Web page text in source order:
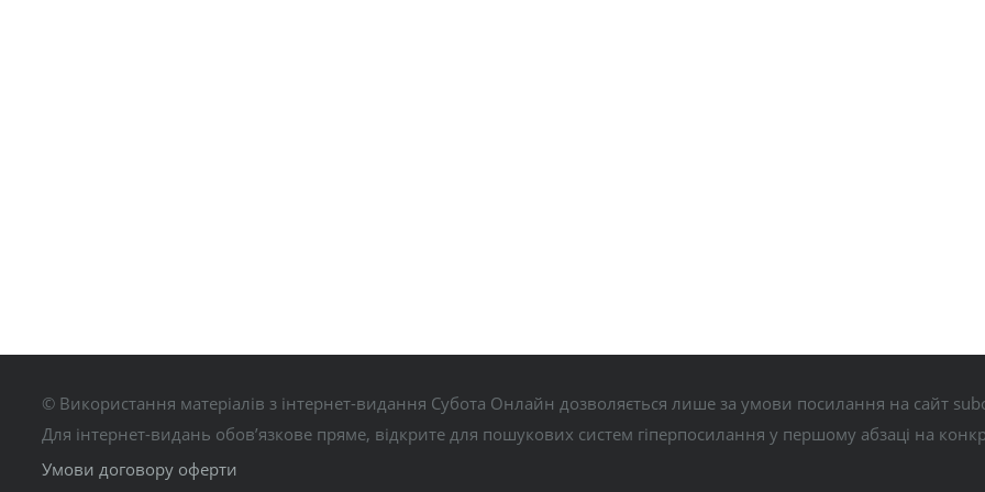
© Використання матеріалів з інтернет-видання Субота Онлайн дозволяється лише за умови посилання на сайт
Для інтернет-видань обов’язкове пряме, відкрите для пошукових систем гіперпосилання у першому абзаці на
Умови договору оферти